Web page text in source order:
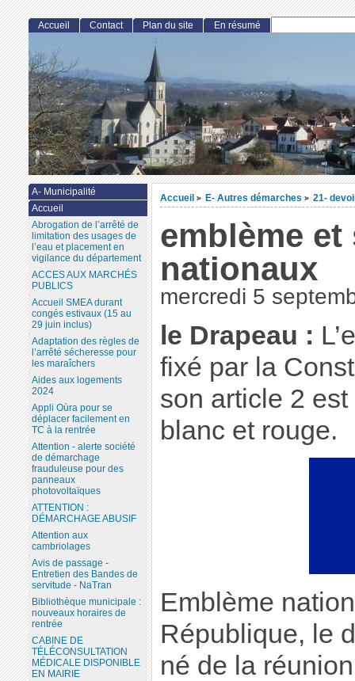
Accueil > E- Autres démarches > 21-
emblème
nationaux
mercredi 5
le Drapeau :
fixé par la
son article 2
blanc et rouge.
Emblème
République, le
né de la
Accueil Contact Plan du site En résumé
A- Municipalité
Accueil
Abrogation de l’arrêté de
limitation des usages de
l’eau et placement en
vigilance du département
ACCES AUX MARCHÉS
PUBLICS
Accueil SMEA durant
congés estivaux (15 au
29 juin inclus)
Adaptation des règles de
l’arrêté sécheresse pour
les maraîchers
Aides aux logements
2024
Appli Oùra pour se
déplacer facilement en
TC à la rentrée
Attention - alerte société
de démarchage
frauduleuse pour des
panneaux
photovoltaïques
ATTENTION :
DÉMARCHAGE ABUSIF
Attention aux
cambriolages
Avis de passage -
Entretien des Bandes de
servitude - NaTran
Bibliothèque municipale :
nouveaux horaires de
rentrée
CABINE DE
TÉLÉCONSULTATION
MÉDICALE DISPONIBLE
EN MAIRIE